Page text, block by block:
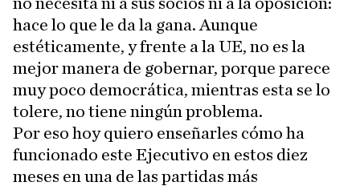
hace lo que le da la gana. Aunque
estéticamente, y frente a la UE, no es la
mejor manera de gobernar, porque parece
muy poco democrática, mientras esta se lo
tolere, no tiene ningún problema.
Por eso hoy quiero enseñarles cómo ha
funcionado este Ejecutivo en estos diez
meses en una de las partidas más